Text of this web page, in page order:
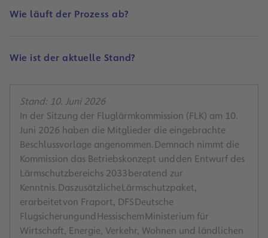
Wie läuft der Prozess ab?
Wie ist der aktuelle Stand?
Stand: 10. Juni 2026
In der Sitzung der Fluglärmkommission (FLK) am 10.
Juni 2026 haben die Mitglieder die eingebrachte
Beschlussvorlage angenommen. Demnach nimmt die
Kommission das Betriebskonzept und den Entwurf des
Lärmschutzbereichs 2033 beratend zur
Kenntnis. Das zusätzliche Lärmschutzpaket,
erarbeitet von Fraport, DFS Deutsche
Flugsicherung und Hessischem Ministerium für
Wirtschaft, Energie, Verkehr, Wohnen und ländlichen